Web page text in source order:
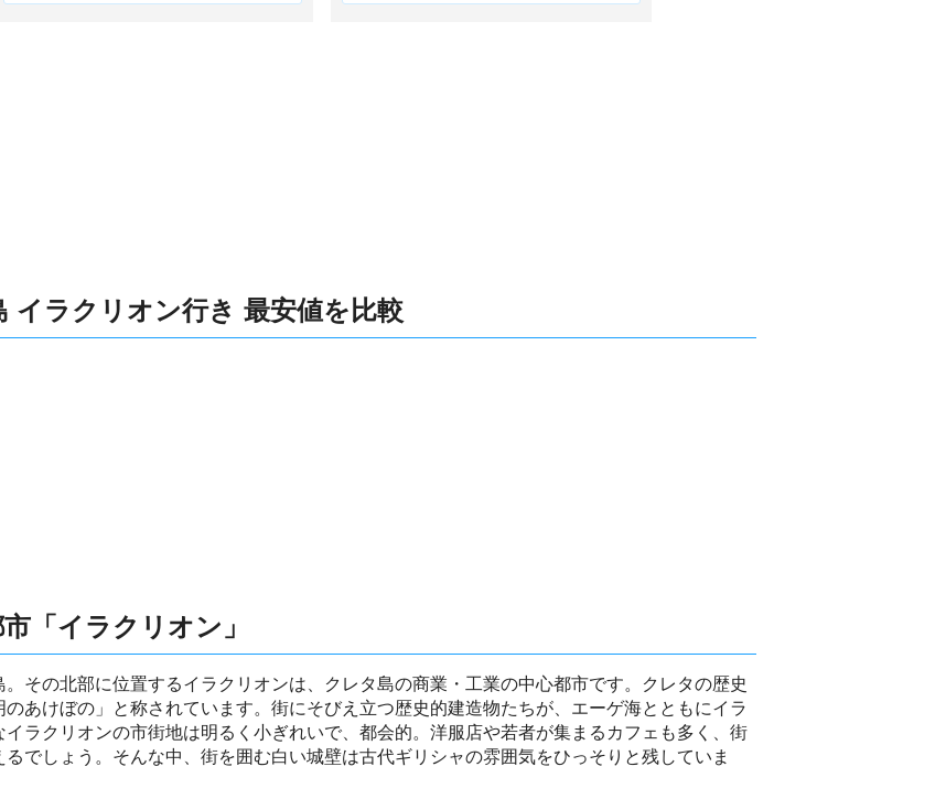
イラクリオン行き 最安値を比較
「イラクリオン」
その北部に位置するイラクリオンは、クレタ島の商業・工業の中心都市です。クレタの歴史
あけぼの」と称されています。街にそびえ立つ歴史的建造物たちが、エーゲ海とともにイラ
ラクリオンの市街地は明るく小ぎれいで、都会的。洋服店や若者が集まるカフェも多く、街
でしょう。そんな中、街を囲む白い城壁は古代ギリシャの雰囲気をひっそりと残していま